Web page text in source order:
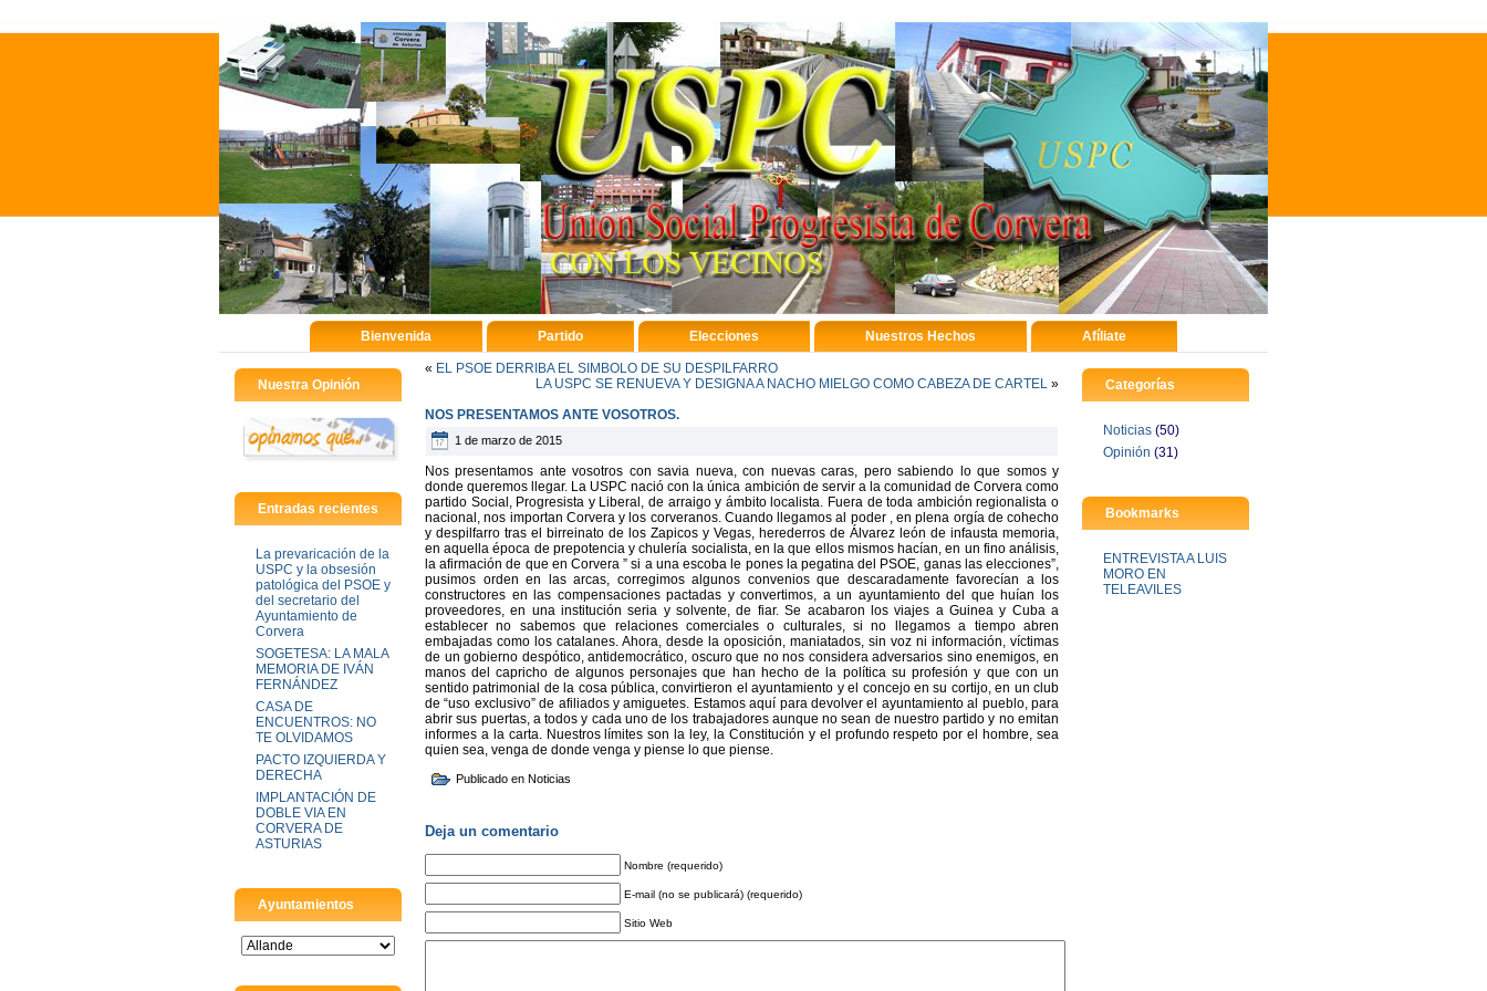
Bienvenida Partido Elecciones Nuestros Hechos Afíliate
Nuestra Opinión
Entradas recientes
La prevaricación de la
USPC y la obsesión
patológica del PSOE y
del secretario del
Ayuntamiento de
Corvera
SOGETESA: LA MALA
MEMORIA DE IVÁN
FERNÁNDEZ
CASA DE
ENCUENTROS: NO
TE OLVIDAMOS
PACTO IZQUIERDA Y
DERECHA
IMPLANTACIÓN DE
DOBLE VIA EN
CORVERA DE
ASTURIAS
Ayuntamientos
« EL PSOE DERRIBA EL SIMBOLO DE SU DESPILFARRO
LA USPC SE RENUEVA Y DESIGNA A NACHO MIELGO COMO CABEZA DE CARTEL »
NOS PRESENTAMOS ANTE VOSOTROS.
1 de marzo de 2015
Nos presentamos ante vosotros con savia nueva, con nuevas caras, pero sabiendo lo que somos y
donde queremos llegar. La USPC nació con la única ambición de servir a la comunidad de Corvera como
partido Social, Progresista y Liberal, de arraigo y ámbito localista. Fuera de toda ambición regionalista o
nacional, nos importan Corvera y los corveranos. Cuando llegamos al poder , en plena orgía de cohecho
y despilfarro tras el birreinato de los Zapicos y Vegas, herederros de Álvarez león de infausta memoria,
en aquella época de prepotencia y chulería socialista, en la que ellos mismos hacían, en un fino análisis,
la afirmación de que en Corvera ” si a una escoba le pones la pegatina del PSOE, ganas las elecciones”,
pusimos orden en las arcas, corregimos algunos convenios que descaradamente favorecían a los
constructores en las compensaciones pactadas y convertimos, a un ayuntamiento del que huían los
proveedores, en una institución seria y solvente, de fiar. Se acabaron los viajes a Guinea y Cuba a
establecer no sabemos que relaciones comerciales o culturales, si no llegamos a tiempo abren
embajadas como los catalanes. Ahora, desde la oposición, maniatados, sin voz ni información, víctimas
de un gobierno despótico, antidemocrático, oscuro que no nos considera adversarios sino enemigos, en
manos del capricho de algunos personajes que han hecho de la política su profesión y que con un
sentido patrimonial de la cosa pública, convirtieron el ayuntamiento y el concejo en su cortijo, en un club
de “uso exclusivo” de afiliados y amiguetes. Estamos aquí para devolver el ayuntamiento al pueblo, para
abrir sus puertas, a todos y cada uno de los trabajadores aunque no sean de nuestro partido y no emitan
informes a la carta. Nuestros límites son la ley, la Constitución y el profundo respeto por el hombre, sea
quien sea, venga de donde venga y piense lo que piense.
Publicado en Noticias
Deja un comentario
Nombre (requerido)
E-mail (no se publicará) (requerido)
Sitio Web
Categorías
Noticias (50)
Opinión (31)
Bookmarks
ENTREVISTA A LUIS
MORO EN
TELEAVILES